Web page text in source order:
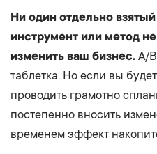
Ни один отдельно
инструмент или метод
изменить ваш бизнес. A/
таблетка. Но если вы
проводить грамотно
постепенно вносить
временем эффект